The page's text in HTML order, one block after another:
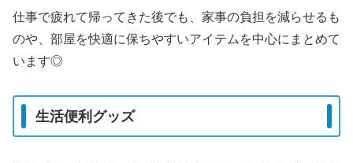
仕事で疲れて帰ってきた後でも、家事の負担を減らせるも
のや、部屋を快適に保ちやすいアイテムを中心にまとめて
います◎
生活便利グッズ